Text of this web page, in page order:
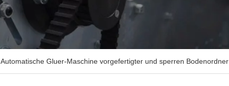
Automatische Gluer-Maschine vorgefertigter und sperren Bodenordner